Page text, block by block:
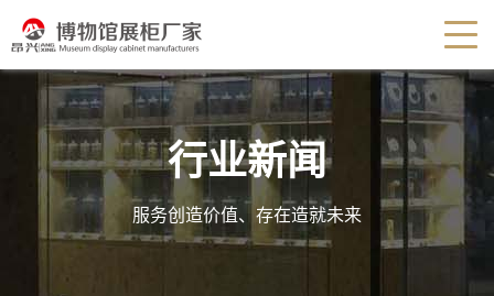
行业新闻
服务创造价值、存在造就未来